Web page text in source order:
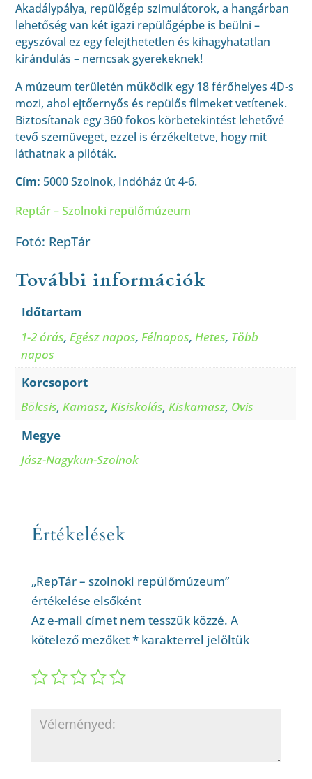
Akadálypálya, repülőgép szimulátorok, a hangárban
lehetőség van két igazi repülőgépbe is beülni –
egyszóval ez egy felejthetetlen és kihagyhatatlan
kirándulás – nemcsak gyerekeknek!
A múzeum területén működik egy 18 férőhelyes 4D-s
mozi, ahol ejtőernyős és repülős filmeket vetítenek.
Biztosítanak egy 360 fokos körbetekintést lehetővé
tevő szemüveget, ezzel is érzékeltetve, hogy mit
láthatnak a pilóták.
Cím: 5000 Szolnok, Indóház út 4-6.
Reptár – Szolnoki repülőmúzeum
Fotó: RepTár
További információk
Időtartam
1-2 órás,Egész napos,Félnapos,Hetes, Több
napos
Korcsoport
Bölcsis,Kamasz,Kisiskolás,Kiskamasz, Ovis
Megye
Jász-Nagykun-Szolnok
Értékelések
„RepTár – szolnoki repülőmúzeum”
értékelése elsőként
Az e-mail címet nem tesszük közzé. A
kötelező mezőket*karakterrel jelöltük